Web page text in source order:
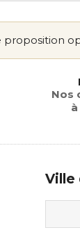
Nos
Ville